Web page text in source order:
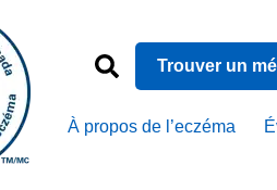
Trouver un
À propos de l’eczéma